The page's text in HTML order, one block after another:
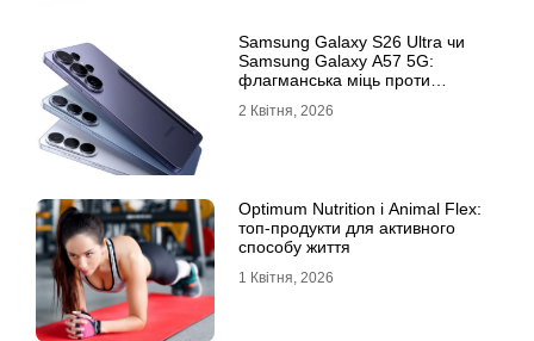
Samsung Galaxy S26 Ultra чи
Samsung Galaxy A57 5G:
флагманська міць проти
2 Квітня, 2026
Optimum Nutrition і Animal Flex:
топ-продукти для активного
способу життя
1 Квітня, 2026